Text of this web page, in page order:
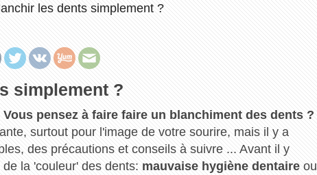
les dents simplement ?
simplement ?
Vous pensez à faire faire un blanchiment des dents ?
surtout pour l'image de votre sourire, mais il y a
des précautions et conseils à suivre ... Avant il y
la 'couleur' des dents: mauvaise hygiène dentaireou